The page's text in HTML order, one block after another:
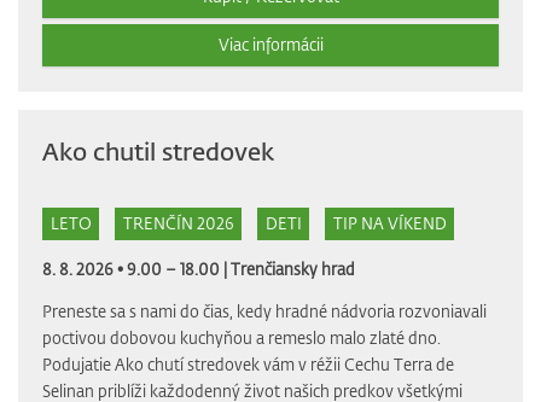
Viac informácii
Ako chutil stredovek
LETO TRENČÍN 2026 DETI TIP NA VÍKEND
8. 8. 2026 • 9.00 – 18.00 |Trenčiansky hrad
Preneste sa s nami do čias, kedy hradné nádvoria rozvoniavali
poctivou dobovou kuchyňou a remeslo malo zlaté dno.
Podujatie Ako chutí stredovek vám v réžii Cechu Terra de
Selinan priblíži každodenný život našich predkov všetkými